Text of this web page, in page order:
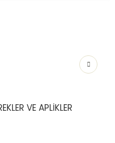
VE APLIKLER